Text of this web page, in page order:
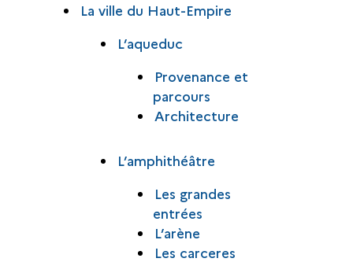
La ville du Haut-Empire
L’aqueduc
Provenance et
parcours
Architecture
L’amphithéâtre
Les grandes
entrées
L’arène
Les carceres